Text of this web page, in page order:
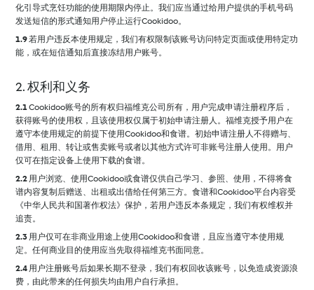
化引导式烹饪功能的使用期限内停止。我们应当通过给用户提供的手机号码
发送短信的形式通知用户停止运行Cookidoo。
1.9若用户违反本使用规定，我们有权限制该账号访问特定页面或使用特定功
能，或在短信通知后直接冻结用户账号。
2. 权利和义务
2.1Cookidoo账号的所有权归福维克公司所有，用户完成申请注册程序后，
获得账号的使用权，且该使用权仅属于初始申请注册人。福维克授予用户在
遵守本使用规定的前提下使用Cookidoo和食谱。初始申请注册人不得赠与、
借用、租用、转让或售卖账号或者以其他方式许可非账号注册人使用。用户
仅可在指定设备上使用下载的食谱。
2.2 用户浏览、使用Cookidoo或食谱仅供自己学习、参照、使用，不得将食
谱内容复制后赠送、出租或出借给任何第三方。食谱和Cookidoo平台内容受
《中华人民共和国著作权法》保护，若用户违反本条规定，我们有权维权并
追责。
2.3 用户仅可在非商业用途上使用Cookidoo和食谱，且应当遵守本使用规
定。任何商业目的使用应当先取得福维克书面同意。
2.4 用户注册账号后如果长期不登录，我们有权回收该账号，以免造成资源浪
费，由此带来的任何损失均由用户自行承担。